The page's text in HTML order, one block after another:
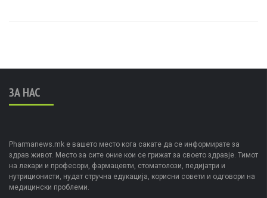
ЗА НАС
Pharmanews.mk е вашето место кога сакате да се информирате за
здрав живот. Место за сите оние кои се грижат за своето здравје. Тимот
на лекари и професори, фармацевти, стоматолози, педијатри и
нутриционисти, нудат стручна едукација, корисни совети и одговори на
медицински проблеми.